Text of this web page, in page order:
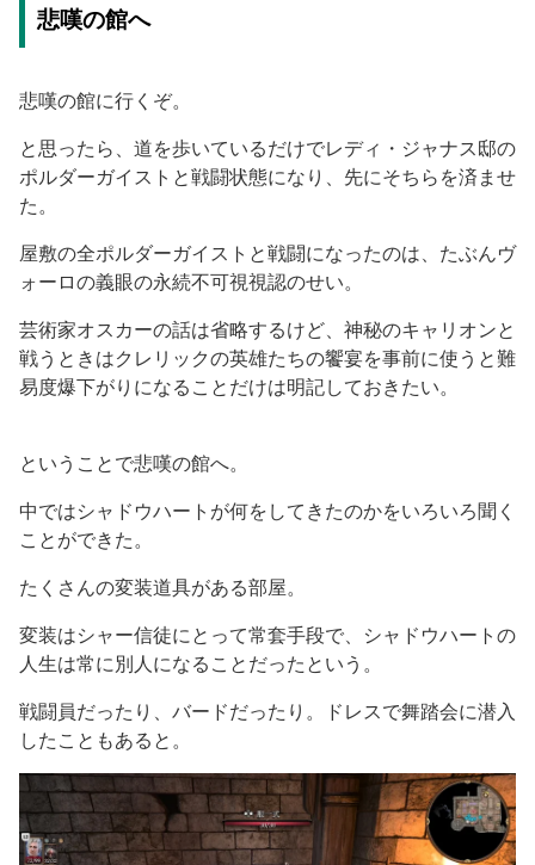
悲嘆の館へ
悲嘆の館に行くぞ。
と思ったら、道を歩いているだけでレディ・ジャナス邸の
ポルダーガイストと戦闘状態になり、先にそちらを済ませ
た。
屋敷の全ポルダーガイストと戦闘になったのは、たぶんヴ
ォーロの義眼の永続不可視視認のせい。
芸術家オスカーの話は省略するけど、神秘のキャリオンと
戦うときはクレリックの英雄たちの饗宴を事前に使うと難
易度爆下がりになることだけは明記しておきたい。
ということで悲嘆の館へ。
中ではシャドウハートが何をしてきたのかをいろいろ聞く
ことができた。
たくさんの変装道具がある部屋。
変装はシャー信徒にとって常套手段で、シャドウハートの
人生は常に別人になることだったという。
戦闘員だったり、バードだったり。ドレスで舞踏会に潜入
したこともあると。